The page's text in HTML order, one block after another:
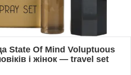
State Of Mind Voluptuous
і жінок — travel set